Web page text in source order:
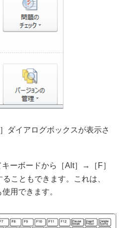
ダイアログボックスが表示さ
キーボードから［Alt］→［F］
こともできます。これは、
用できます。